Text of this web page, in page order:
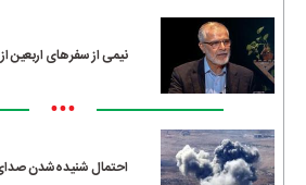
نیمی از سفرهای اربعین
•••
احتمال شنیده‌شدن